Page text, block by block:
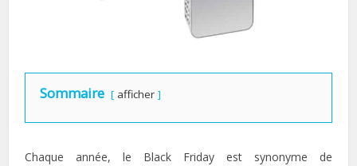
Sommaire afficher
Chaque année, le Black Friday est synonyme de